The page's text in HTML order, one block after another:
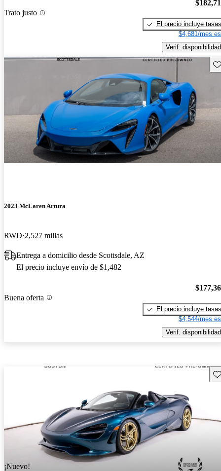
Trato justo
El precio incluye tasas
$4,681/mes
Verif. disponibilidad
2023 McLaren Artura
RWD 2,527 millas
Entrega a domicilio desde Scottsdale, AZ
El precio incluye envío de $1,482
Buena oferta
El precio incluye tasas
$4,544/mes
Verif. disponibilidad
¡Nuevo!